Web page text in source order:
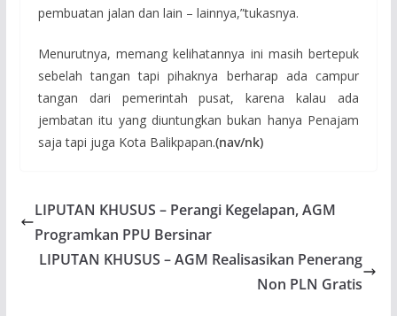
pembuatan jalan dan lain – lainnya,”tukasnya.
Menurutnya, memang kelihatannya ini masih bertepuk
sebelah tangan tapi pihaknya berharap ada campur
tangan dari pemerintah pusat, karena kalau ada
jembatan itu yang diuntungkan bukan hanya Penajam
saja tapi juga Kota Balikpapan.(nav/nk)
LIPUTAN KHUSUS – Perangi Kegelapan, AGM
Programkan PPU Bersinar
LIPUTAN KHUSUS – AGM Realisasikan Penerang
Non PLN Gratis